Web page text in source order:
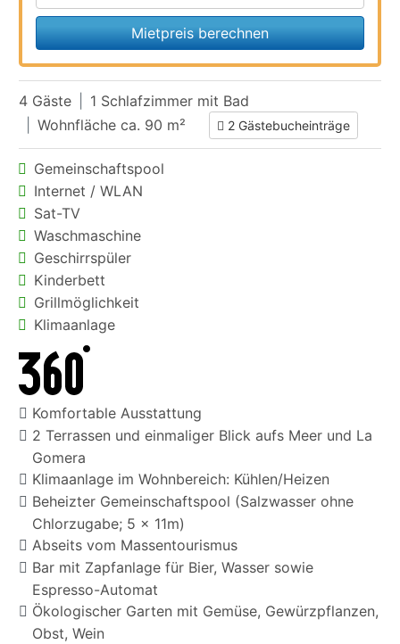
Mietpreis berechnen
4 Gäste
1 Schlafzimmer mit Bad
Wohnfläche ca. 90 m²
2 Gästebucheinträge
Gemeinschaftspool
Internet / WLAN
Sat-TV
Waschmaschine
Geschirrspüler
Kinderbett
Grillmöglichkeit
Klimaanlage
Komfortable Ausstattung
2 Terrassen und einmaliger Blick aufs Meer und La
Gomera
Klimaanlage im Wohnbereich: Kühlen/Heizen
Beheizter Gemeinschaftspool (Salzwasser ohne
Chlorzugabe; 5 x 11m)
Abseits vom Massentourismus
Bar mit Zapfanlage für Bier, Wasser sowie
Espresso-Automat
Ökologischer Garten mit Gemüse, Gewürzpflanzen,
Obst, Wein